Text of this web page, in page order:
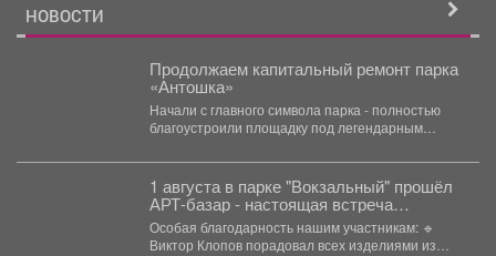
НОВОСТИ
Продолжаем капитальный ремонт парка
«Антошка»
Начали с главного символа парка - полностью
благоустроили площадку под легендарным
1 августа в парке "Вокзальный" прошёл
АРТ-базар - настоящая встреча
рукоделия, вдохновения и уникальных
вещей.
Особая благодарность нашим участникам: 🔹
Виктор Клопов порадовал всех изделиями из